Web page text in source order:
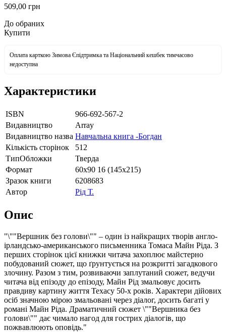
509,00 грн
До обраних
Купити
Оплата карткою Зимова Єпідтримка та Національний кешбек тимчасово
недоступна
Характеристики
ISBN
966-692-567-2
Видавництво
Array
Видавництво назва Навчальна книга -Богдан
Кількість сторінок
512
ТипОбложки
Тверда
Формат
60х90 16 (145х215)
Зразок книги
6208683
Автор
Рід Т.
Опис
"\""Вершник без голови\"" – один із найкращих творів англо-
ірландсько-американського письменника Томаса Майн Ріда. З
перших сторінок цієї книжки читача захоплює майстерно
побудований сюжет, що ґрунтується на розкритті загадкового
злочину. Разом з тим, розвиваючи заплутаний сюжет, ведучи
читача від епізоду до епізоду, Майн Рід змальовує досить
правдиву картину життя Техасу 50-х років. Характери дійових
осіб значною мірою змальовані через діалог, досить багаті у
романі Майн Ріда. Драматичний сюжет \""Вершника без
голови\"" дає чимало нагод для гострих діалогів, що
пожвавлюють оповідь."